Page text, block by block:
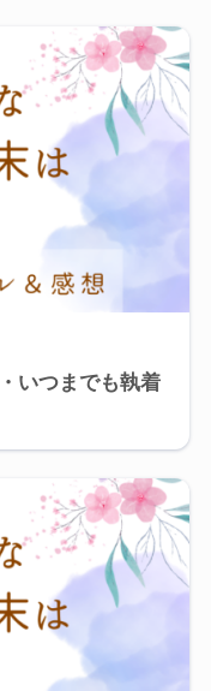
いつまでも執着